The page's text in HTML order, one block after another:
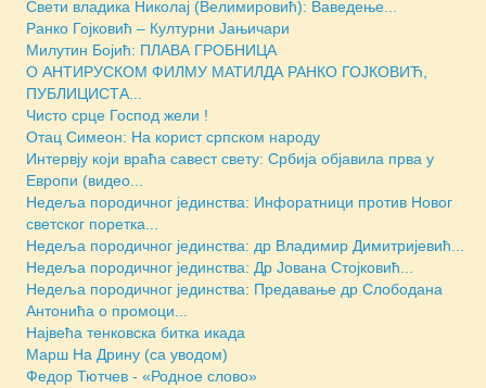
Свети владика Николај (Велимировић): Ваведење...
Ранко Гојковић – Културни Јањичари
Милутин Бојић: ПЛАВА ГРОБНИЦА
О АНТИРУСКОМ ФИЛМУ МАТИЛДА РАНКО ГОЈКОВИЋ,
ПУБЛИЦИСТА...
Чисто срце Господ жели !
Отац Симеон: На корист српском народу
Интервју који враћа савест свету: Србија објавила прва у
Европи (видео...
Недеља породичног јединства: Инфоратници против Новог
светског поретка...
Недеља породичног јединства: др Владимир Димитријевић...
Недеља породичног јединства: Др Јована Стојковић...
Недеља породичног јединства: Предавање др Слободана
Антонића о промоци...
Највећа тенковска битка икада
Марш На Дрину (са уводом)
Федор Тютчев - «Родное слово»